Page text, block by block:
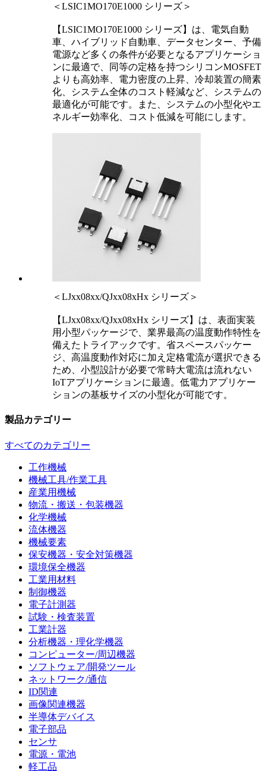
＜LSIC1MO170E1000 シリーズ＞
【LSIC1MO170E1000 シリーズ】は、電気自動
車、ハイブリッド自動車、データセンター、予備
電源など多くの条件が必要となるアプリケーショ
ンに最適で、同等の定格を持つシリコンMOSFET
よりも高効率、電力密度の上昇、冷却装置の簡素
化、システム全体のコスト軽減など、システムの
最適化が可能です。また、システムの小型化やエ
ネルギー効率化、コスト低減を可能にします。
＜LJxx08xx/QJxx08xHx シリーズ＞
【LJxx08xx/QJxx08xHx シリーズ】は、表面実装
用小型パッケージで、業界最高の温度動作特性を
備えたトライアックです。省スペースパッケー
ジ、高温度動作対応に加え定格電流が選択できる
ため、小型設計が必要で常時大電流は流れない
IoTアプリケーションに最適。低電力アプリケー
ションの基板サイズの小型化が可能です。
製品カテゴリー
すべてのカテゴリー
工作機械
機械工具/作業工具
産業用機械
物流・搬送・包装機器
化学機械
流体機器
機械要素
保安機器・安全対策機器
環境保全機器
工業用材料
制御機器
電子計測器
試験・検査装置
工業計器
分析機器・理化学機器
コンピューター/周辺機器
ソフトウェア/開発ツール
ネットワーク/通信
ID関連
画像関連機器
半導体デバイス
電子部品
センサ
電源・電池
軽工品